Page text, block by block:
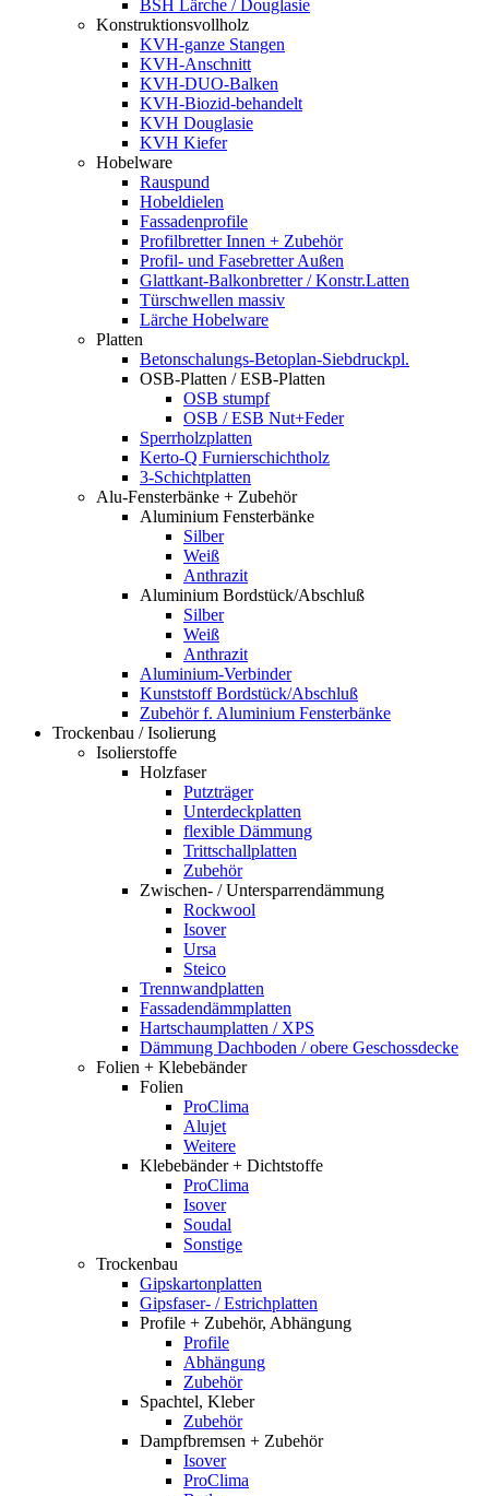
BSH Lärche / Douglasie
Konstruktionsvollholz
KVH-ganze Stangen
KVH-Anschnitt
KVH-DUO-Balken
KVH-Biozid-behandelt
KVH Douglasie
KVH Kiefer
Hobelware
Rauspund
Hobeldielen
Fassadenprofile
Profilbretter Innen + Zubehör
Profil- und Fasebretter Außen
Glattkant-Balkonbretter / Konstr.Latten
Türschwellen massiv
Lärche Hobelware
Platten
Betonschalungs-Betoplan-Siebdruckpl.
OSB-Platten / ESB-Platten
OSB stumpf
OSB / ESB Nut+Feder
Sperrholzplatten
Kerto-Q Furnierschichtholz
3-Schichtplatten
Alu-Fensterbänke + Zubehör
Aluminium Fensterbänke
Silber
Weiß
Anthrazit
Aluminium Bordstück/Abschluß
Silber
Weiß
Anthrazit
Aluminium-Verbinder
Kunststoff Bordstück/Abschluß
Zubehör f. Aluminium Fensterbänke
Trockenbau / Isolierung
Isolierstoffe
Holzfaser
Putzträger
Unterdeckplatten
flexible Dämmung
Trittschallplatten
Zubehör
Zwischen- / Untersparrendämmung
Rockwool
Isover
Ursa
Steico
Trennwandplatten
Fassadendämmplatten
Hartschaumplatten / XPS
Dämmung Dachboden / obere Geschossdecke
Folien + Klebebänder
Folien
ProClima
Alujet
Weitere
Klebebänder + Dichtstoffe
ProClima
Isover
Soudal
Sonstige
Trockenbau
Gipskartonplatten
Gipsfaser- / Estrichplatten
Profile + Zubehör, Abhängung
Profile
Abhängung
Zubehör
Spachtel, Kleber
Zubehör
Dampfbremsen + Zubehör
Isover
ProClima